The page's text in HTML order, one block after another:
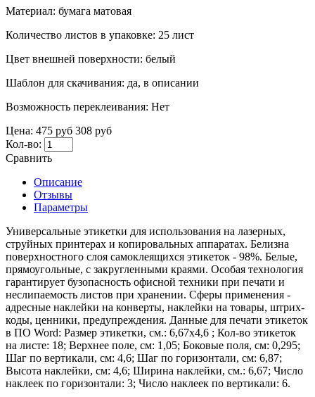
Материал: бумага матовая
Количество листов в упаковке: 25 лист
Цвет внешней поверхности: белый
Шаблон для скачивания: да, в описании
Возможность переклеивания: Нет
Цена: 475 руб 308 руб
Кол-во:
Сравнить
Описание
Отзывы
Параметры
Универсальные этикетки для использования на лазерных,
струйных принтерах и копировальных аппаратах. Белизна
поверхностного слоя самоклеящихся этикеток - 98%. Белые,
прямоугольные, с закругленными краями. Особая технология
гарантирует бузопасность офисной техники при печати и
неслипаемость листов при хранении. Сферы применения -
адресные наклейки на конверты, наклейки на товары, штрих-
коды, ценники, предупреждения. Данные для печати этикеток
в ПО Word: Размер этикетки, см.: 6,67х4,6 ; Кол-во этикеток
на листе: 18; Верхнее поле, см: 1,05; Боковые поля, см: 0,295;
Шаг по вертикали, см: 4,6; Шаг по горизонтали, см: 6,87;
Высота наклейки, см: 4,6; Ширина наклейки, см.: 6,67; Число
наклеек по горизонтали: 3; Число наклеек по вертикали: 6.